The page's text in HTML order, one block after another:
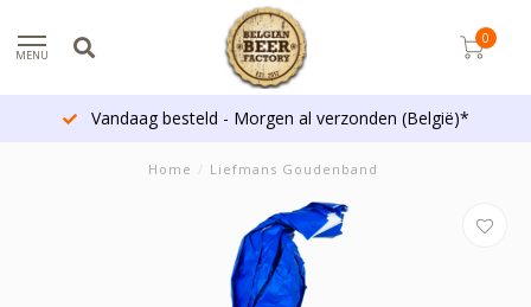
MENU
0
Meer dan 1300 bieren
Home / Liefmans Goudenband